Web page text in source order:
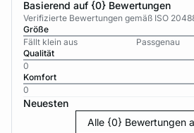
Basierend auf {0} Bewertungen
Verifizierte Bewertungen gemäß ISO
Größe
Fällt klein aus
Passgenau
Qualität
0
Komfort
0
Neuesten
Alle {0} Bewertungen